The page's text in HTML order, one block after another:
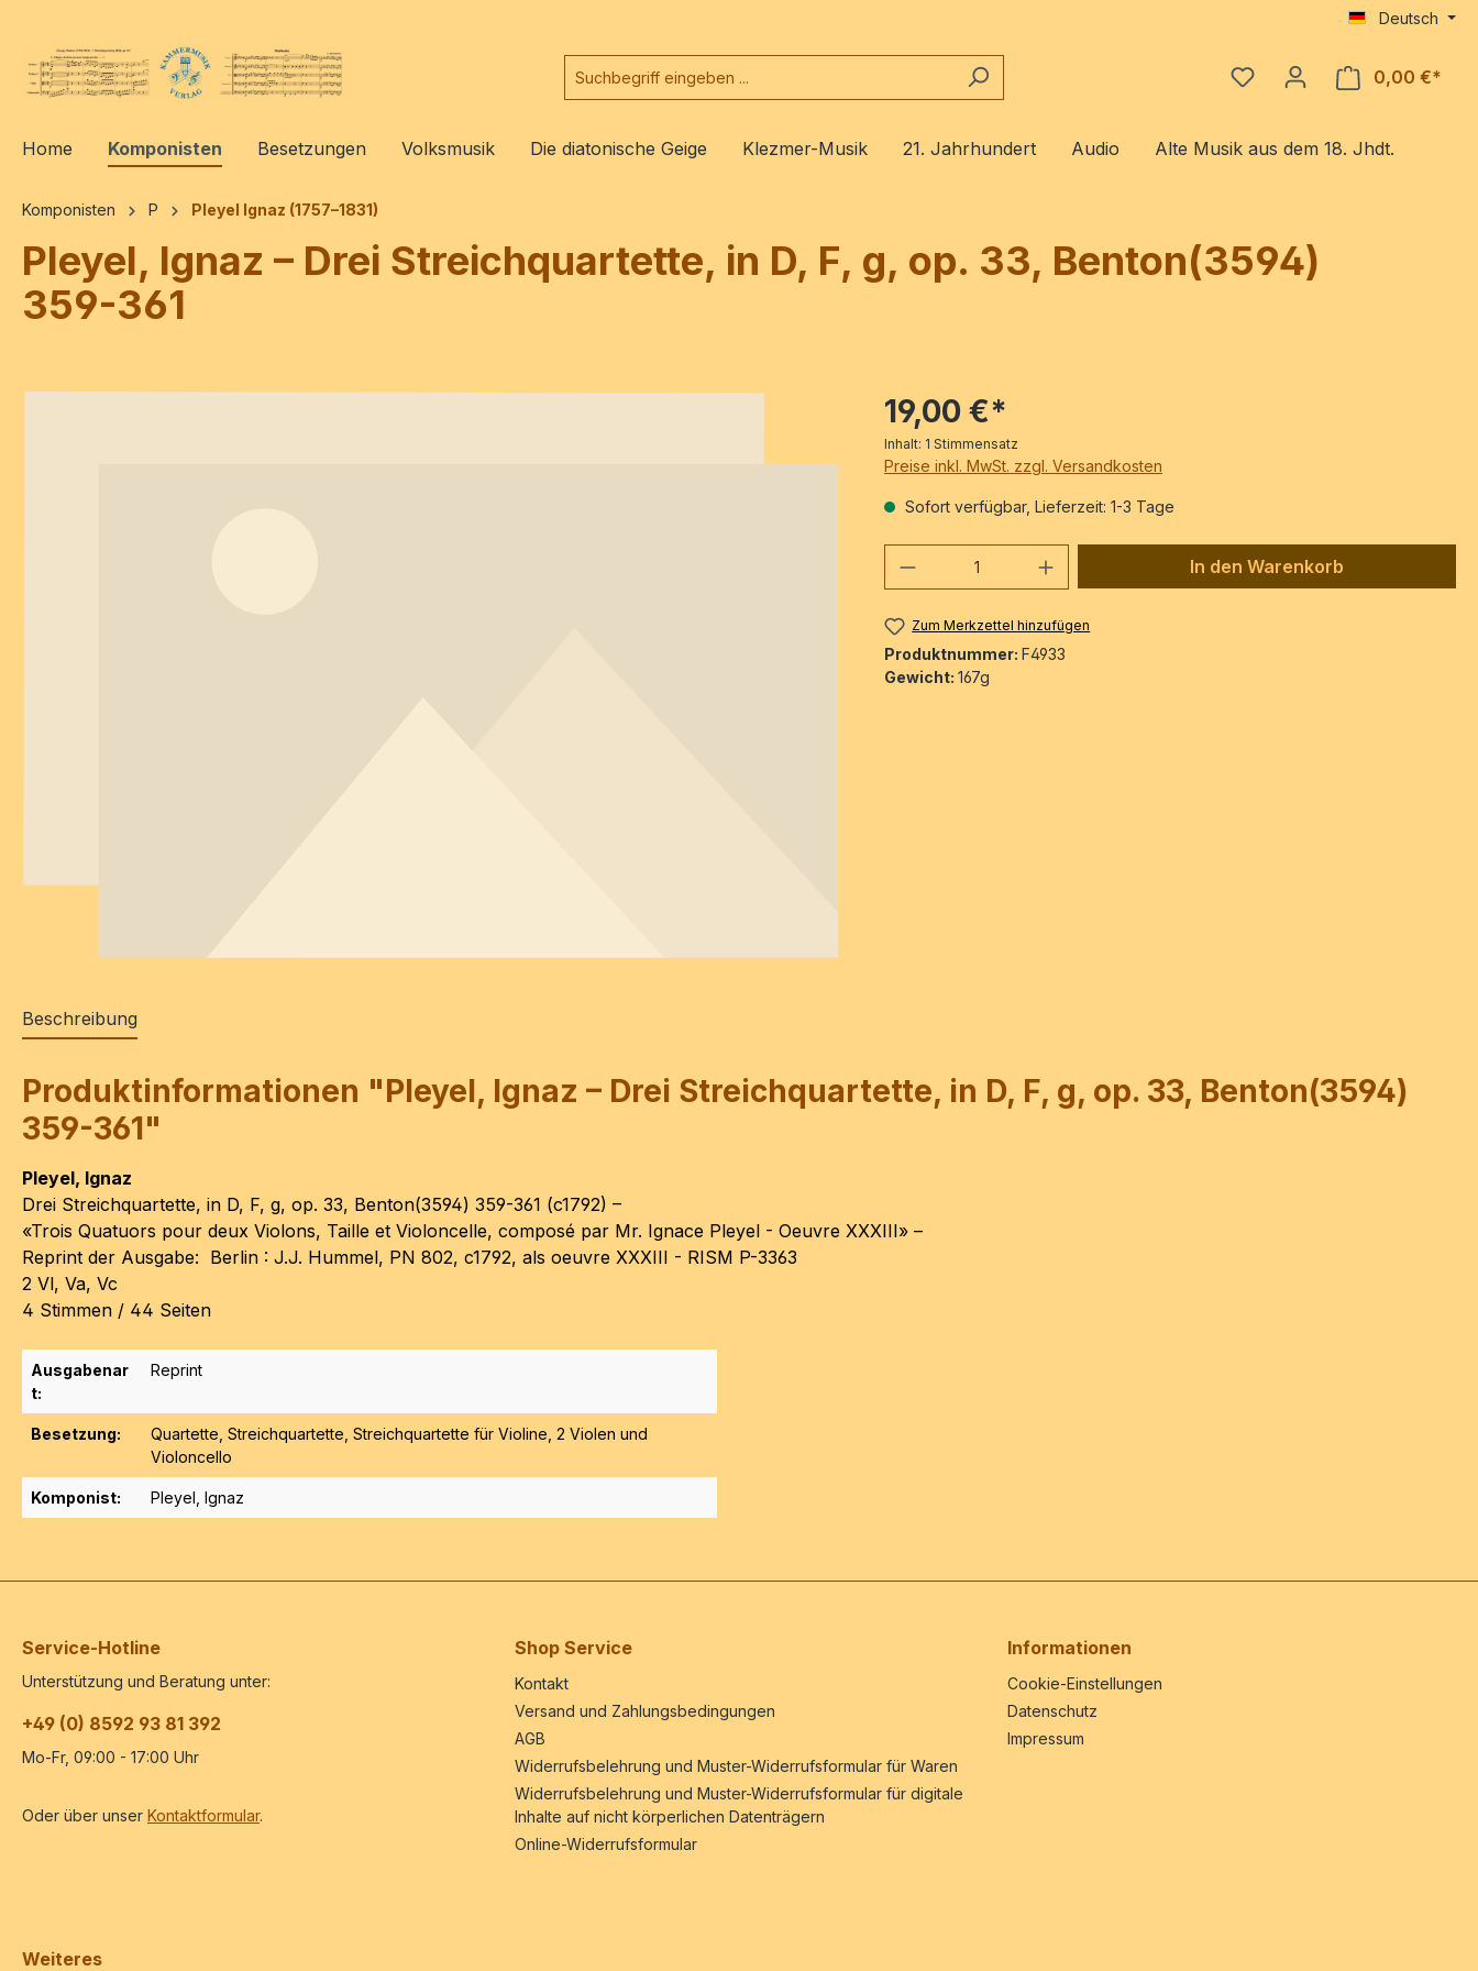
Deutsch
0,00 €*
Home Komponisten Besetzungen Volksmusik Die diatonische Geige Klezmer-Musik 21. Jahrhundert Audio Alte Musik aus dem 18. Jhdt.
Komponisten P Pleyel Ignaz (1757–1831)
Pleyel, Ignaz – Drei Streichquartette, in D, F, g, op. 33, Benton(3594)
359-361
19,00 €*
Inhalt: 1 Stimmensatz
Preise inkl. MwSt. zzgl. Versandkosten
Sofort verfügbar, Lieferzeit: 1-3 Tage
Produkt Anzahl: Gib den gewünschten Wert
In den Warenkorb
Zum Merkzettel hinzufügen
Produktnummer: F4933
Gewicht: 167g
Beschreibung
Produktinformationen "Pleyel, Ignaz – Drei Streichquartette, in D, F, g, op. 33, Benton(3594)
359-361"
Pleyel, Ignaz
Drei Streichquartette, in D, F, g, op. 33, Benton(3594) 359-361 (c1792) –
«Trois Quatuors pour deux Violons, Taille et Violoncelle, composé par Mr. Ignace Pleyel - Oeuvre XXXIII» –
Reprint der Ausgabe: Berlin : J.J. Hummel, PN 802, c1792, als oeuvre XXXIII - RISM P-3363
2 Vl, Va, Vc
4 Stimmen / 44 Seiten
Ausgabenar
t:
Reprint
Besetzung: Quartette, Streichquartette, Streichquartette für Violine, 2 Violen und
Violoncello
Komponist: Pleyel, Ignaz
Service-Hotline
Unterstützung und Beratung unter:
+49 (0) 8592 93 81 392
Mo-Fr, 09:00 - 17:00 Uhr
Oder über unser Kontaktformular.
Shop Service
Kontakt
Versand und Zahlungsbedingungen
AGB
Widerrufsbelehrung und Muster-Widerrufsformular für Waren
Widerrufsbelehrung und Muster-Widerrufsformular für digitale
Inhalte auf nicht körperlichen Datenträgern
Online-Widerrufsformular
Informationen
Cookie-Einstellungen
Datenschutz
Impressum
Weiteres